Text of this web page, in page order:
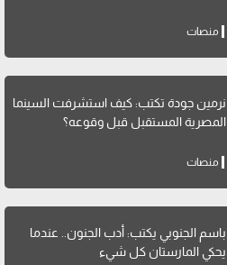
منصات
نرمين جودة تكتب: كيف استشرفت السينما
المصرية المستقبل قبل وقوعه؟
منصات
باسم الجنوبي يكتب: أدب الجنون.. عندما
يحكي المارستان كل شيء